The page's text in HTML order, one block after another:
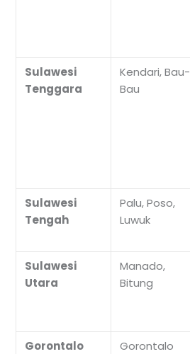
Sulawesi
Tenggara
Kendari, Bau-
Bau
Sulawesi
Tengah
Palu, Poso,
Luwuk
Sulawesi
Utara
Manado,
Bitung
Gorontalo
Gorontalo